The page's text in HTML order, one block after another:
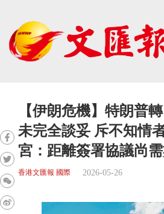
【伊朗危機】特朗普
未完全談妥 斥不知情
宮：距離簽署協議尚
香港文匯報 國際 2026-05-26